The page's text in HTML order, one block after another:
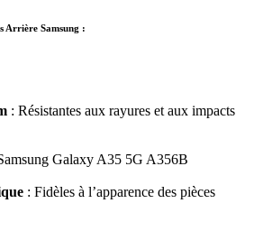
Arrière Samsung :
: Résistantes aux rayures et aux impacts
Galaxy A35 5G A356B
: Fidèles à l’apparence des pièces